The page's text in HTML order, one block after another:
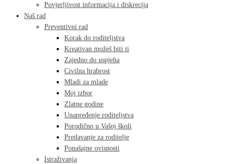
Povjerljivost informacija i diskrecija
Naš rad
Preventivni rad
Korak do roditeljstva
Kreativan možeš biti ti
Zajedno do uspjeha
Civilna hrabrost
Mladi za mlade
Moj izbor
Zlatne godine
Unapređenje roditeljstva
Porodično u Vašoj školi
Predavanje za roditelje
Ponašajne ovisnosti
Istraživanja